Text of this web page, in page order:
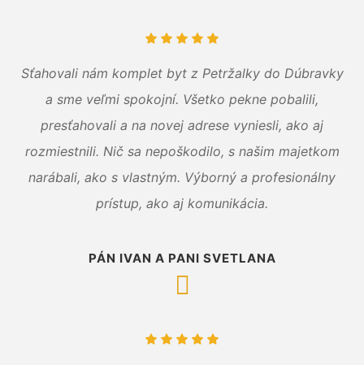
Sťahovali nám komplet byt z Petržalky do Dúbravky
a sme veľmi spokojní. Všetko pekne pobalili,
presťahovali a na novej adrese vyniesli, ako aj
rozmiestnili. Nič sa nepoškodilo, s našim majetkom
narábali, ako s vlastným. Výborný a profesionálny
prístup, ako aj komunikácia.
PÁN IVAN A PANI SVETLANA